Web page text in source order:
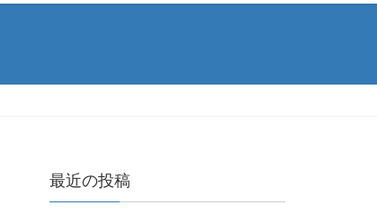
最近の投稿